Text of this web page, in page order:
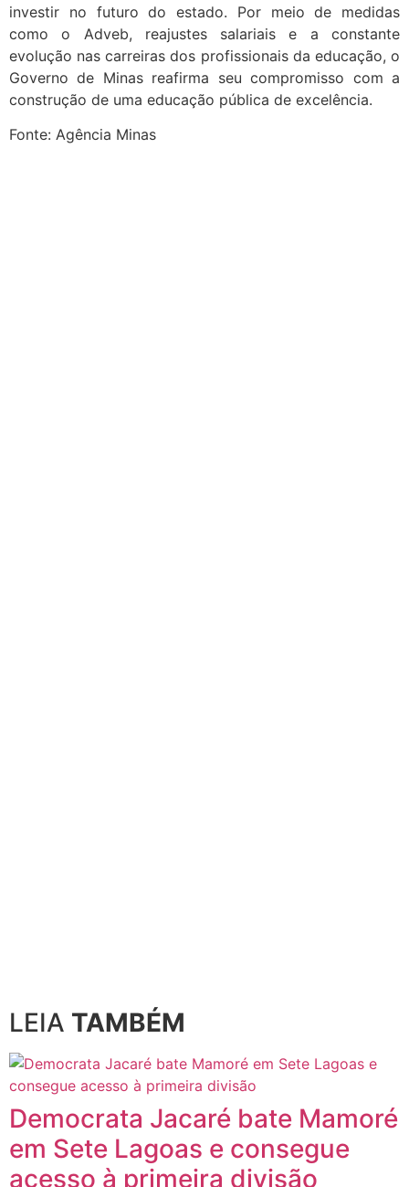
investir no futuro do estado. Por meio de medidas
como o Adveb, reajustes salariais e a constante
evolução nas carreiras dos profissionais da educação, o
Governo de Minas reafirma seu compromisso com a
construção de uma educação pública de excelência.
Fonte: Agência Minas
LEIA TAMBÉM
Democrata Jacaré bate Mamoré
em Sete Lagoas e consegue
acesso à primeira divisão